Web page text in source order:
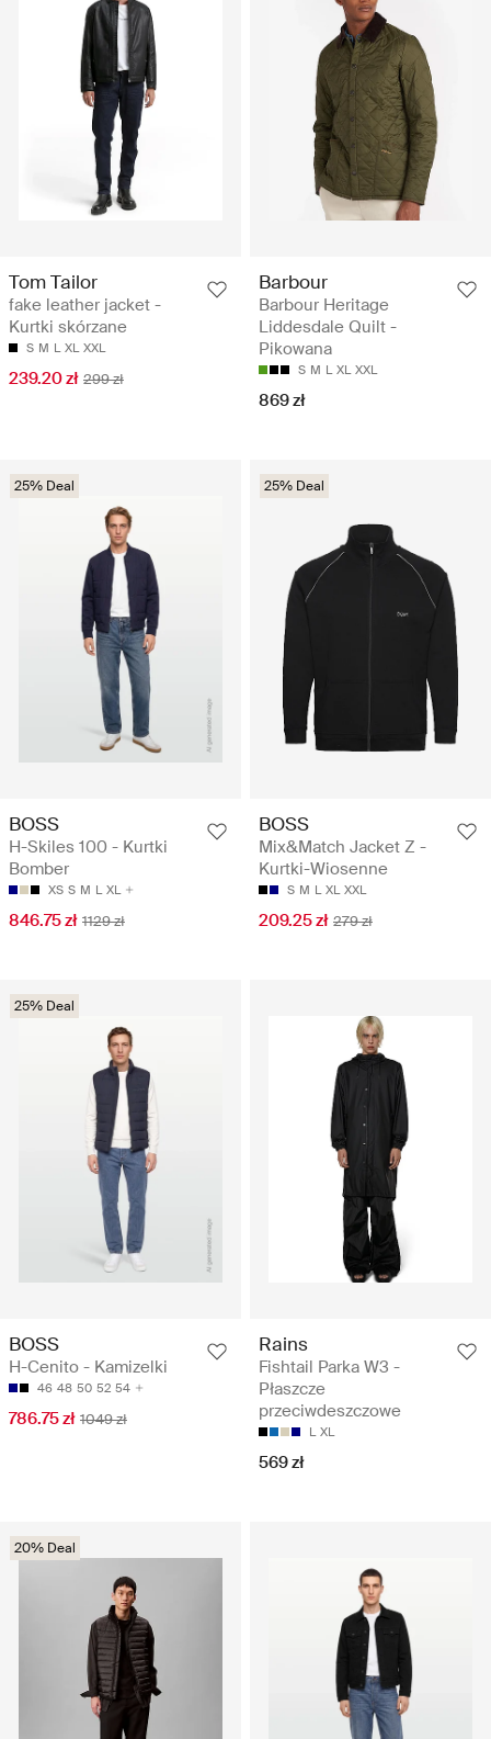
Tom Tailor
fake leather jacket -
Kurtki skórzane
S M L XL XXL
239.20 zł 299 zł
Barbour
Barbour Heritage
Liddesdale Quilt -
Pikowana
S M L XL XXL
869 zł
25% Deal
BOSS
H-Skiles 100 - Kurtki
Bomber
XS S M L XL
846.75 zł 1129 zł
25% Deal
BOSS
Mix&Match Jacket Z -
Kurtki-Wiosenne
S M L XL XXL
209.25 zł 279 zł
25% Deal
BOSS
H-Cenito - Kamizelki
46 48 50 52 54
786.75 zł 1049 zł
Rains
Fishtail Parka W3 -
Płaszcze
przeciwdeszczowe
L XL
569 zł
20% Deal